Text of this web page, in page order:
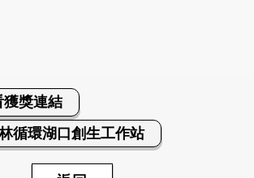
獲獎連結
循環湖口創生工作站